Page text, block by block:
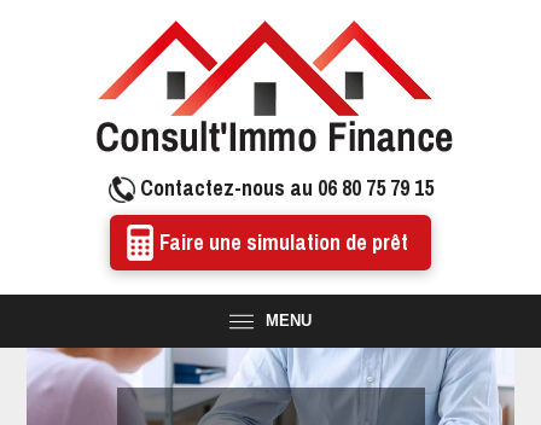
Contactez-nous au 06 80 75 79 15
Faire une simulation de prêt
MENU